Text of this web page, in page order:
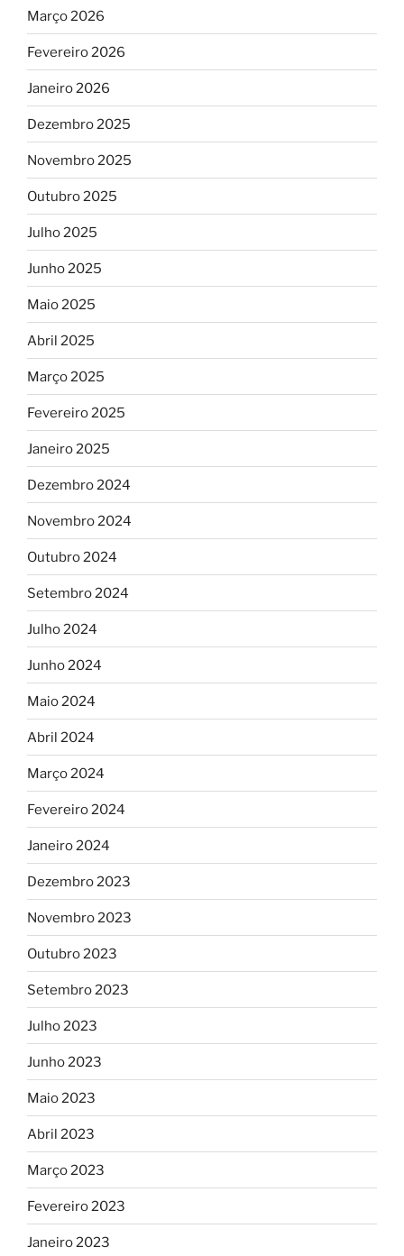
Março 2026
Fevereiro 2026
Janeiro 2026
Dezembro 2025
Novembro 2025
Outubro 2025
Julho 2025
Junho 2025
Maio 2025
Abril 2025
Março 2025
Fevereiro 2025
Janeiro 2025
Dezembro 2024
Novembro 2024
Outubro 2024
Setembro 2024
Julho 2024
Junho 2024
Maio 2024
Abril 2024
Março 2024
Fevereiro 2024
Janeiro 2024
Dezembro 2023
Novembro 2023
Outubro 2023
Setembro 2023
Julho 2023
Junho 2023
Maio 2023
Abril 2023
Março 2023
Fevereiro 2023
Janeiro 2023